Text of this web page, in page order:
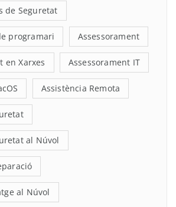
de Seguretat
programari Assessorament
en Xarxes Assessorament IT
Assistència Remota
al Núvol
al Núvol